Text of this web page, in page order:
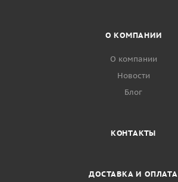
О КОМПАНИИ
О компании
Новости
Блог
КОНТАКТЫ
ДОСТАВКА И ОПЛАТА